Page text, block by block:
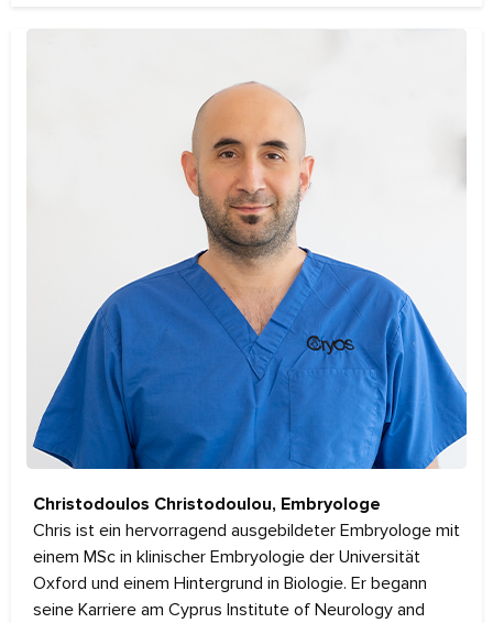
Christodoulos Christodoulou, Embryologe
Chris ist ein hervorragend ausgebildeter Embryologe mit
einem MSc in klinischer Embryologie der Universität
Oxford und einem Hintergrund in Biologie. Er begann
seine Karriere am Cyprus Institute of Neurology and